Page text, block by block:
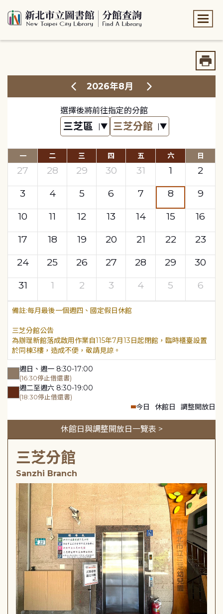
2026年8月
選擇後將前往指定的分館
一 二 三 四 五 六 日
27 28 29 30 31 1
2
3
4 5 6 7 8
9
10
11 12 13 14 15
16
17
18 19 20 21 22
23
24
25 26 27 28 29
30
31
1 2 3 4 5 6
每月最後一個週四、國定假日休館
三芝分館公告
為辦理新館落成啟用作業自115年7月13日起閉館，臨時櫃臺設置
於同棟3樓，造成不便，敬請見諒。
週日、週一 8:30-17:00
(16:30停止借還書)
週二至週六 8:30-19:00
(18:30停止借還書)
今日 休館日 調整開放日
休館日與調整開放日一覽表 >
三芝分館
Sanzhi Branch